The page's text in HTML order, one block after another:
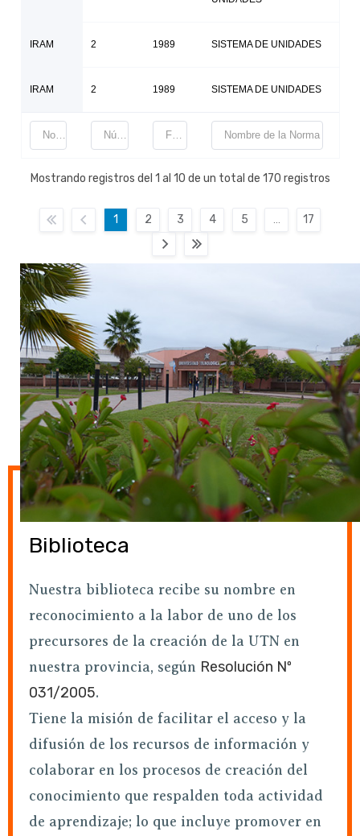
IRAM 2 1989 SISTEMA DE UNIDADES
IRAM 2 1989 SISTEMA DE UNIDADES
Mostrando registros del 1 al 10 de un total de 170 registros
1 2 3 4 5 17
Biblioteca
Nuestra biblioteca recibe su nombre en
reconocimiento a la labor de uno de los
precursores de la creación de la UTN en
nuestra provincia, según Resolución Nº
031/2005.
Tiene la misión de facilitar el acceso y la
difusión de los recursos de información y
colaborar en los procesos de creación del
conocimiento que respalden toda actividad
de aprendizaje; lo que incluye promover en